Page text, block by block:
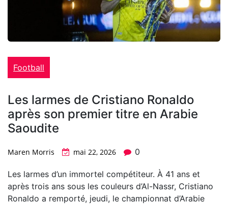
Football
Les larmes de Cristiano Ronaldo
après son premier titre en Arabie
Saoudite
Maren Morris mai 22, 2026 0
Les larmes d’un immortel compétiteur. À 41 ans et
après trois ans sous les couleurs d’Al-Nassr, Cristiano
Ronaldo a remporté, jeudi, le championnat d’Arabie